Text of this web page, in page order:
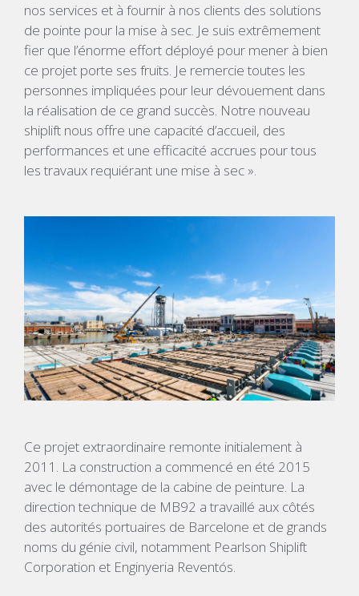
nos services et à fournir à nos clients des solutions
de pointe pour la mise à sec. Je suis extrêmement
fier que l’énorme effort déployé pour mener à bien
ce projet porte ses fruits. Je remercie toutes les
personnes impliquées pour leur dévouement dans
la réalisation de ce grand succès. Notre nouveau
shiplift nous offre une capacité d’accueil, des
performances et une efficacité accrues pour tous
les travaux requiérant une mise à sec ».
Ce projet extraordinaire remonte initialement à
2011. La construction a commencé en été 2015
avec le démontage de la cabine de peinture. La
direction technique de MB92 a travaillé aux côtés
des autorités portuaires de Barcelone et de grands
noms du génie civil, notamment Pearlson Shiplift
Corporation et Enginyeria Reventós.